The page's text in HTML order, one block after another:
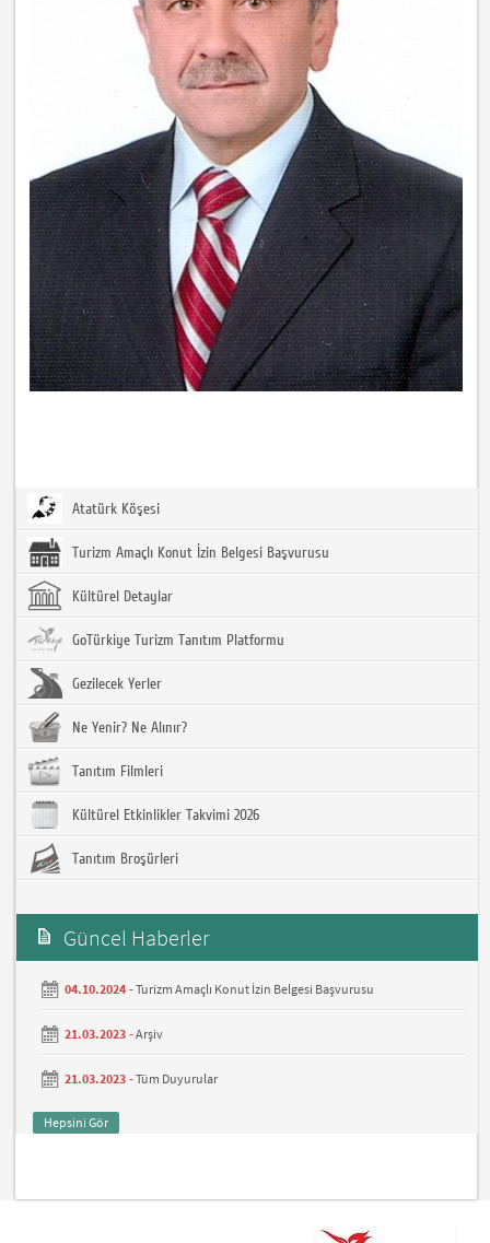
Atatürk Köşesi
Turizm Amaçlı Konut İzin Belgesi Başvurusu
Kültürel Detaylar
GoTürkiye Turizm Tanıtım Platformu
Gezilecek Yerler
Ne Yenir? Ne Alınır?
Tanıtım Filmleri
Kültürel Etkinlikler Takvimi 2026
Tanıtım Broşürleri
Güncel Haberler
04.10.2024 -Turizm Amaçlı Konut İzin Belgesi Başvurusu
21.03.2023 -Arşiv
21.03.2023 -Tüm Duyurular
Hepsini Gör